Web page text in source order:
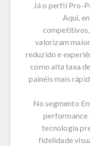
Já o perfil Pro-
Aqui,
competitivos,
valorizam
reduzido e
como alta taxa
painéis mais
No segmento
performance
tecnologia
fidelidade